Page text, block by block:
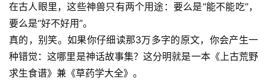
在古人眼里，这些神兽只有两个用途：要么是“能不能吃”，
要么是“好不好用”。
真的，别笑。如果你仔细读那3万多字的原文，你会产生一
种错觉：这哪里是神话故事集？这分明就是一本《上古荒野
求生食谱》兼《草药学大全》。